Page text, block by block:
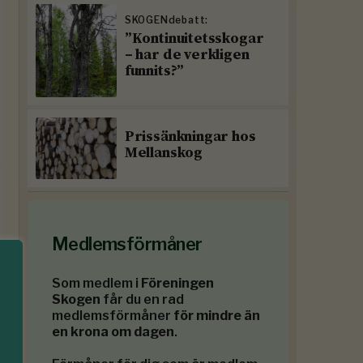
SKOGENdebatt:
”Kontinuitetsskogar
– har de verkligen
funnits?”
Prissänkningar hos
Mellanskog
Medlemsförmåner
Som medlem i Föreningen
Skogen får du en rad
medlemsförmåner för mindre än
en krona om dagen.